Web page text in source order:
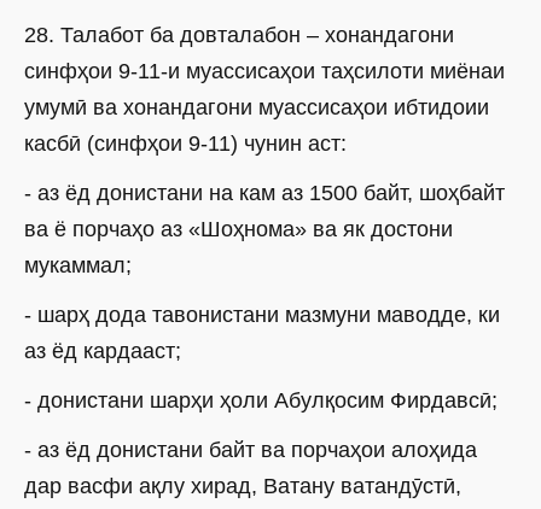
28. Талабот ба довталабон – хонандагони
синфҳои 9-11-и муассисаҳои таҳсилоти миёнаи
умумӣ ва хонандагони муассисаҳои ибтидоии
касбӣ (синфҳои 9-11) чунин аст:
- аз ёд донистани на кам аз 1500 байт, шоҳбайт
ва ё порчаҳо аз «Шоҳнома» ва як достони
мукаммал;
- шарҳ дода тавонистани мазмуни маводде, ки
аз ёд кардааст;
- донистани шарҳи ҳоли Абулқосим Фирдавсӣ;
- аз ёд донистани байт ва порчаҳои алоҳида
дар васфи ақлу хирад, Ватану ватандӯстӣ,